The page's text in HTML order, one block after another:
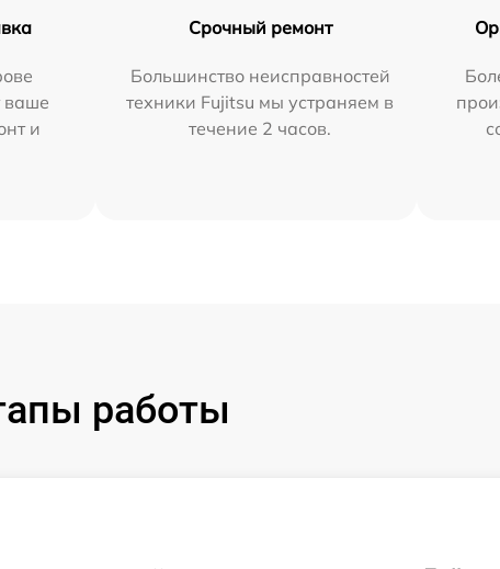
ваше
и
Срочный ремонт
Большинство неисправностей
техники Fujitsu мы устраняем в
течение 2 часов.
работы